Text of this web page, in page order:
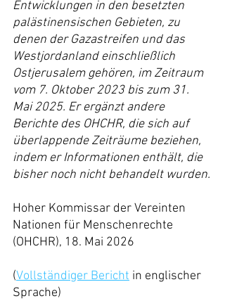
Entwicklungen in den besetzten
palästinensischen Gebieten, zu
denen der Gazastreifen und das
Westjordanland einschließlich
Ostjerusalem gehören, im Zeitraum
vom 7. Oktober 2023 bis zum 31.
Mai 2025. Er ergänzt andere
Berichte des OHCHR, die sich auf
überlappende Zeiträume beziehen,
indem er Informationen enthält, die
bisher noch nicht behandelt wurden.
Hoher Kommissar der Vereinten
Nationen für Menschenrechte
(OHCHR), 18. Mai 2026
(Vollständiger Bericht in englischer
Sprache)